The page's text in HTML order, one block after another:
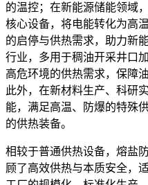
的温控；在新能源储能领域
核心设备，将电能转化为高
的启停与供热需求，助力新
行业，多用于稠油开采井口
高危环境的供热需求，保障
此外，在新材料生产、科研
能，满足高温、防爆的特殊
的供热装备。
相较于普通供热设备，熔盐
顾了高效供热与本质安全，